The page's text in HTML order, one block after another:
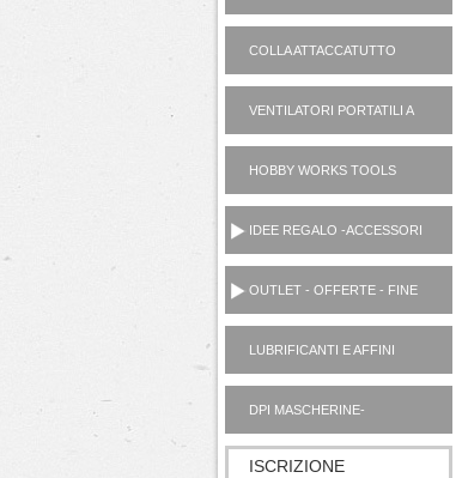
CASALINGHI
COLLA ATTACCATUTTO
ATTAK
VENTILATORI PORTATILI A
PILE
HOBBY WORKS TOOLS
UTENSILI CASA
IDEE REGALO -ACCESSORI
OUTLET - OFFERTE - FINE
SERIE
LUBRIFICANTI E AFFINI
MOTORI AUTO OUTLET
DPI MASCHERINE-
IGIENIZZANTI
ISCRIZIONE